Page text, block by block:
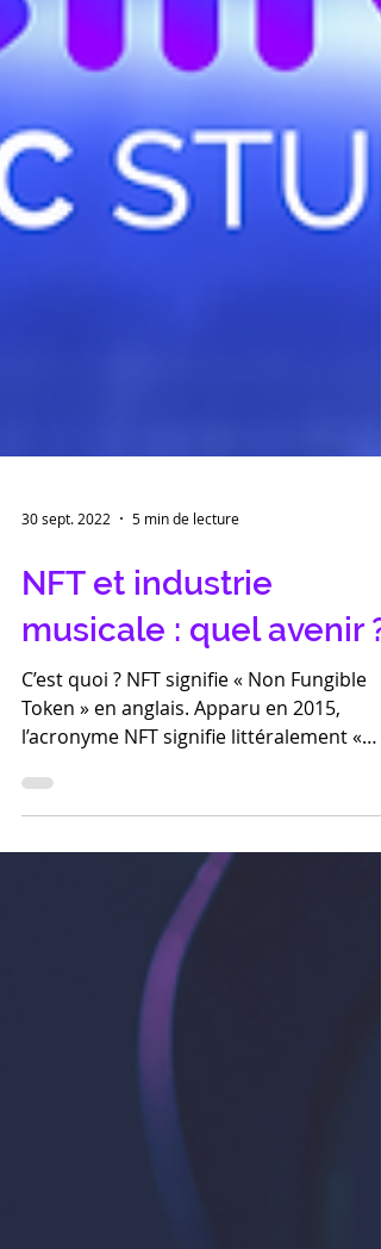
30 sept. 2022 5 min de lecture
NFT et industrie
musicale : quel avenir ?
C’est quoi ? NFT signifie « Non Fungible
l’acronyme NFT signifie littéralement «
Jetons Non Fongibles...